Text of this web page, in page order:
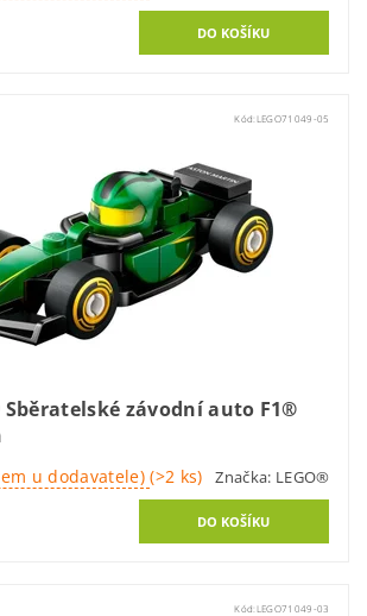
Kód: LEGO71049-05
Sběratelské závodní auto F1®
u dodavatele)(>2 ks) Značka: LEGO®
Kód: LEGO71049-03